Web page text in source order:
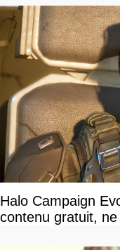
Halo Campaign
contenu gratuit,